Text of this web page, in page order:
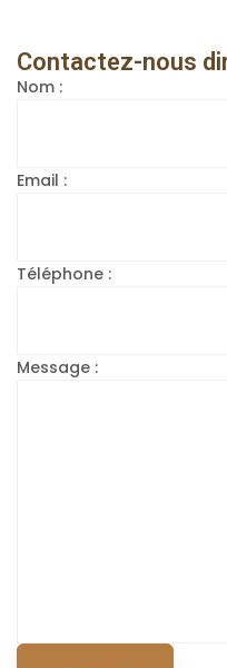
Contactez-nous
Nom :
Email :
Téléphone :
Message :